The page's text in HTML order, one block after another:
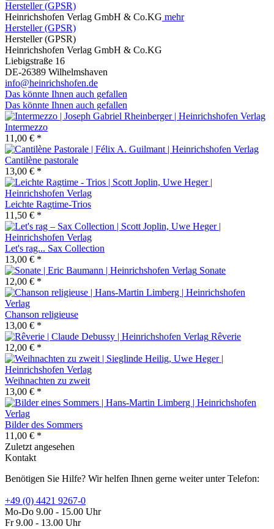
Hersteller (GPSR)
Heinrichshofen Verlag GmbH & Co.KG mehr
Hersteller (GPSR)
Hersteller (GPSR)
Heinrichshofen Verlag GmbH & Co.KG
Liebigstraße 16
DE-26389 Wilhelmshaven
info@heinrichshofen.de
Das könnte Ihnen auch gefallen
Das könnte Ihnen auch gefallen
Intermezzo
11,00 € *
Cantilène pastorale
13,00 € *
Leichte Ragtime-Trios
11,50 € *
Let's rag... Sax Collection
13,00 € *
Sonate
12,00 € *
Chanson religieuse
13,00 € *
Rêverie
12,00 € *
Weihnachten zu zweit
13,00 € *
Bilder des Sommers
11,00 € *
Zuletzt angesehen
Kontakt
Benötigen Sie Hilfe? Wir helfen Ihnen gerne weiter unter Telefon:
+49 (0) 4421 9267-0
Mo-Do 9.00 - 15.00 Uhr
Fr 9.00 - 13.00 Uhr